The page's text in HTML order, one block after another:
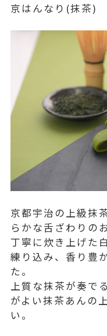
京はんなり(抹茶)
京都宇治の上級抹
らかな舌ざわりの
丁寧に炊き上げた
練り込み、香り豊
た。
上質な抹茶が奏で
がよい抹茶あんの
い。